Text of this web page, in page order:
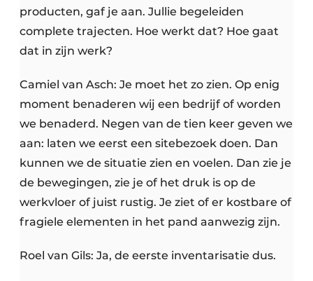
producten, gaf je aan. Jullie begeleiden
complete trajecten. Hoe werkt dat? Hoe gaat
dat in zijn werk?
Camiel van Asch: Je moet het zo zien. Op enig
moment benaderen wij een bedrijf of worden
we benaderd. Negen van de tien keer geven we
aan: laten we eerst een sitebezoek doen. Dan
kunnen we de situatie zien en voelen. Dan zie je
de bewegingen, zie je of het druk is op de
werkvloer of juist rustig. Je ziet of er kostbare of
fragiele elementen in het pand aanwezig zijn.
Roel van Gils: Ja, de eerste inventarisatie dus.